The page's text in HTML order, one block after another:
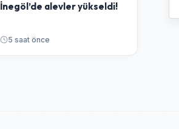
İnegöl’de alevler yükseldi!
5 saat önce